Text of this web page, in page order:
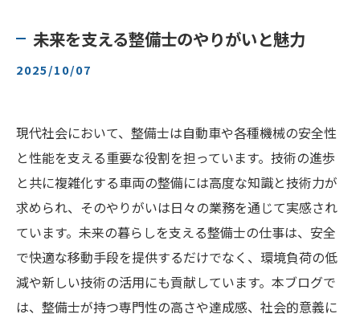
未来を支える整備士のやりがいと魅力
2025/10/07
現代社会において、整備士は自動車や各種機械の安全性
と性能を支える重要な役割を担っています。技術の進歩
と共に複雑化する車両の整備には高度な知識と技術力が
求められ、そのやりがいは日々の業務を通じて実感され
ています。未来の暮らしを支える整備士の仕事は、安全
で快適な移動手段を提供するだけでなく、環境負荷の低
減や新しい技術の活用にも貢献しています。本ブログで
は、整備士が持つ専門性の高さや達成感、社会的意義に